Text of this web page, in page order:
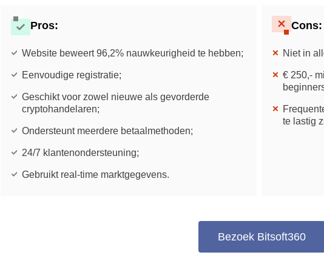
Pros:
Website beweert 96,2% nauwkeurigheid te hebben;
Eenvoudige registratie;
Geschikt voor zowel nieuwe als gevorderde
cryptohandelaren;
Ondersteunt meerdere betaalmethoden;
24/7 klantenondersteuning;
Gebruikt real-time marktgegevens.
Cons:
Niet in
€ 250,-
te lastig
Bezoek Bitsoft360